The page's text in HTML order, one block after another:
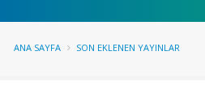
ANA SAYFA SON EKLENEN YAYINLAR